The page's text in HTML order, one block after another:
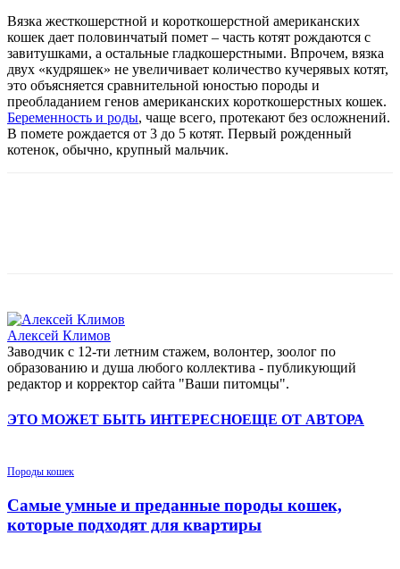
Вязка жесткошерстной и короткошерстной американских
кошек дает половинчатый помет – часть котят рождаются с
завитушками, а остальные гладкошерстными. Впрочем, вязка
двух «кудряшек» не увеличивает количество кучерявых котят,
это объясняется сравнительной юностью породы и
преобладанием генов американских короткошерстных кошек.
Беременность и роды, чаще всего, протекают без осложнений.
В помете рождается от 3 до 5 котят. Первый рожденный
котенок, обычно, крупный мальчик.
Алексей Климов
Заводчик c 12-ти летним стажем, волонтер, зоолог по
образованию и душа любого коллектива - публикующий
редактор и корректор сайта "Ваши питомцы".
ЭТО МОЖЕТ БЫТЬ ИНТЕРЕСНОЕЩЕ ОТ АВТОРА
Породы кошек
Самые умные и преданные породы кошек,
которые подходят для квартиры